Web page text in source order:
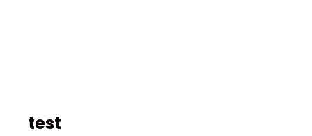
test